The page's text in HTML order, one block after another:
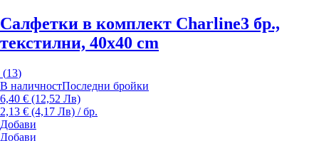
Салфетки в комплект Charline3 бр.,
текстилни, 40x40 cm
(13)
В наличностПоследни бройки
6,40 € (12,52 Лв)
2,13 € (4,17 Лв) / бр.
Добави
Добави